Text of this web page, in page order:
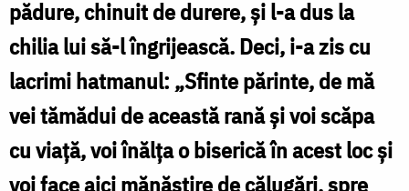
Sebastian
Sihastrul
/
Foto:
Bogdan
pădure, chinuit de durere, şi l-a dus la
chilia lui să-l îngrijească. Deci, i-a zis cu
lacrimi hatmanul: „Sfinte părinte, de mă
vei tămădui de această rană şi voi scăpa
cu viaţă, voi înălţa o biserică în acest loc şi
voi face aici mănăstire de călugări, spre